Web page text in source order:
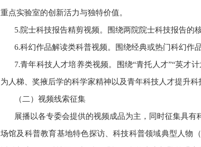
重点实验室的创新活力与独特价值。
5.院士科技报告精剪视频。围绕两院院士科技报告的
6.科幻作品解读类科普视频。围绕经典或热门科幻作
7.青年科技人才培养类视频。围绕“青托人才”“英才
为人梯、奖掖后学的科学家精神以及青年科技人才提升科
（二）视频线索征集
展播以各专委会提供的视频成品为主，同时征集具
场馆及科普教育基地特色探访、科技科普领域典型人物